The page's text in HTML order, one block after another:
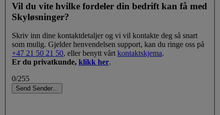
Vil du vite hvilke fordeler din bedrift kan få med
Skyløsninger?
Skriv inn dine kontaktdetaljer og vi vil kontakte deg så snart
som mulig. Gjelder henvendelsen support, kan du ringe oss på
+47 21 50 21 50, eller benytt vårt kontaktskjema.
Er du privatkunde, klikk her.
0/255
Send Sender...